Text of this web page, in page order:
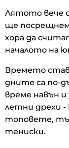
Лятото вече
ще посрещнем
хора да
началото на
Времето
дните са по-
време навън
летни дрехи -
топовете,
тениски.